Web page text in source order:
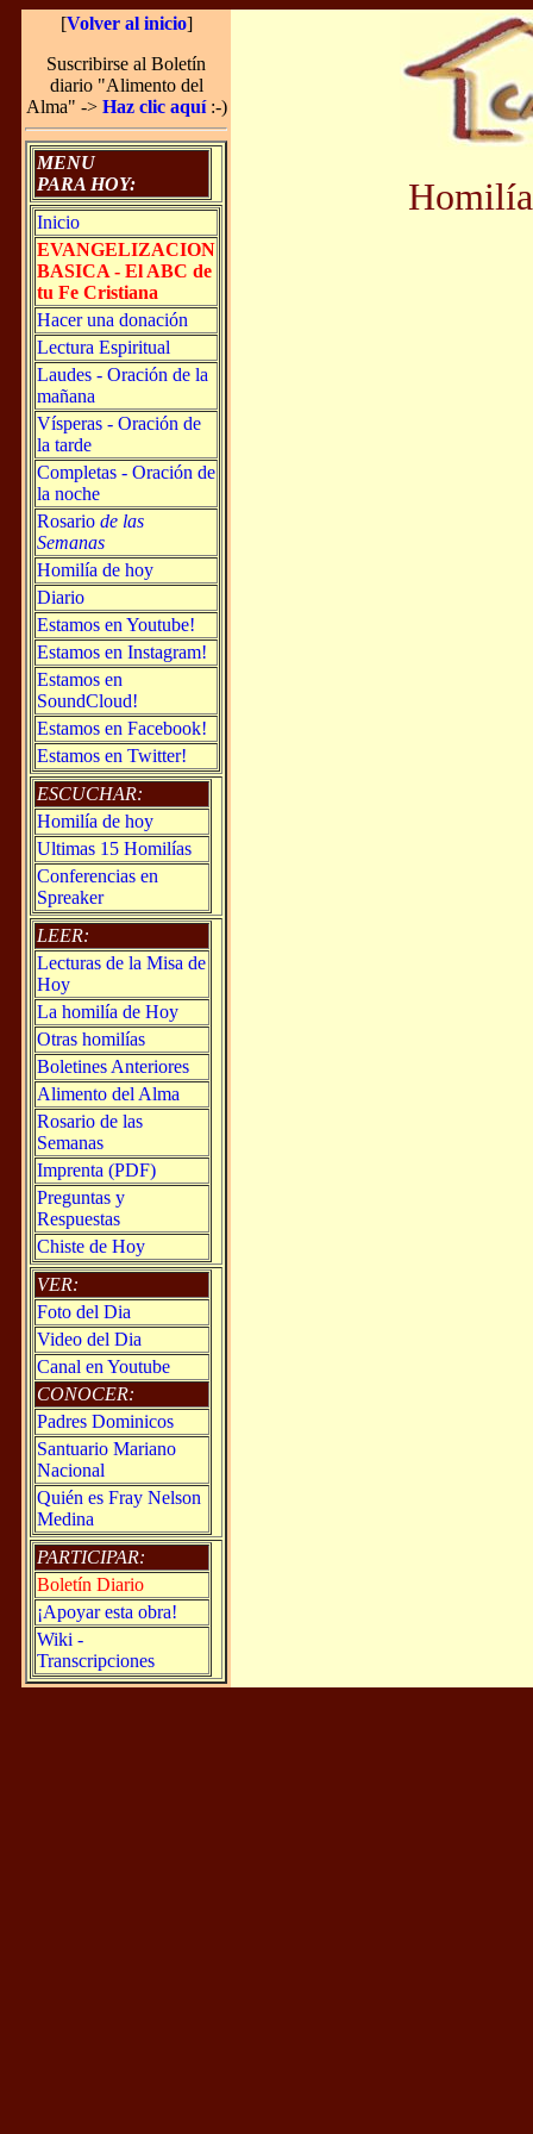
[Volver al inicio]
Suscribirse al Boletín
diario "Alimento del
Alma" -> Haz clic aquí:-)
MENU
PARA HOY:
Inicio
EVANGELIZACION
BASICA - El ABC de
tu Fe Cristiana
Hacer una donación
Lectura Espiritual
Laudes - Oración de la
mañana
Vísperas - Oración de
la tarde
Completas - Oración de
la noche
Rosario de las
Semanas
Homilía de hoy
Diario
Estamos en Youtube!
Estamos en Instagram!
Estamos en
SoundCloud!
Estamos en Facebook!
Estamos en Twitter!
ESCUCHAR:
Homilía de hoy
Ultimas 15 Homilías
Conferencias en
Spreaker
LEER:
Lecturas de la Misa de
Hoy
La homilía de Hoy
Otras homilías
Boletines Anteriores
Alimento del Alma
Rosario de las
Semanas
Imprenta (PDF)
Preguntas y
Respuestas
Chiste de Hoy
VER:
Foto del Dia
Video del Dia
Canal en Youtube
CONOCER:
Padres Dominicos
Santuario Mariano
Nacional
Quién es Fray Nelson
Medina
PARTICIPAR:
Boletín Diario
¡Apoyar esta obra!
Wiki -
Transcripciones